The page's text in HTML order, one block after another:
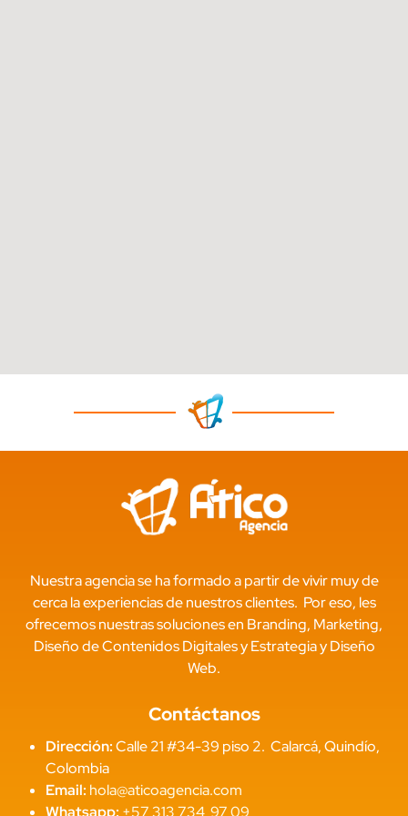
Nuestra agencia se ha formado a partir de vivir muy de
cerca la experiencias de nuestros clientes. Por eso, les
ofrecemos nuestras soluciones en Branding, Marketing,
Diseño de Contenidos Digitales y Estrategia y Diseño
Web.
Contáctanos
Dirección:Calle 21 #34-39 piso 2. Calarcá, Quindío,
Colombia
Email: hola@aticoagencia.com
Whatsapp: +57 313 734 97 09